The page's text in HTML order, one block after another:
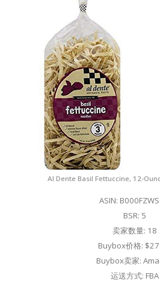
Al Dente Basil Fettuccine, 12-
ASIN:
BSR: 5
卖家数量: 18
Buybox价格:
Buybox卖家:
运送方式: FBA